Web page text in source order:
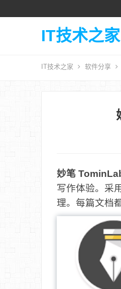
IT技术之家
IT技术之家 软件分享
妙笔
写作体验。采
理。每篇文档